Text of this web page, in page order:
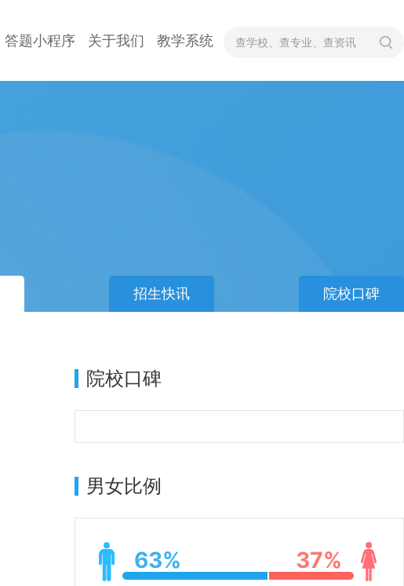
答题小程序 关于我们 教学系统
招生快讯 院校口碑
院校口碑
男女比例
63% 37%